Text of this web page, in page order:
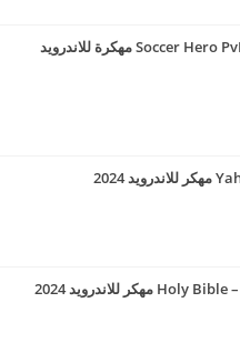
تحميل Soccer Hero PvP Football Game مهكرة للاندرويد